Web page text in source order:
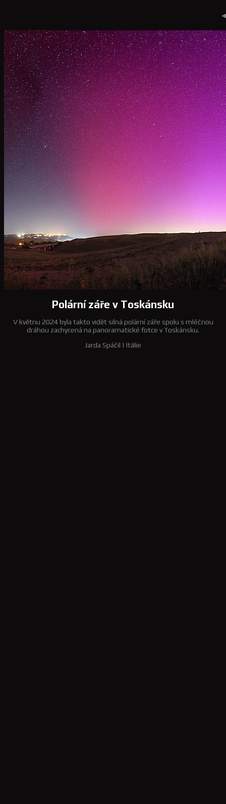
Polární záře v Toskánsku
V květnu 2024 byla takto vidět silná polární záře spolu s mléčnou
dráhou zachycená na panoramatické fotce v Toskánsku.
Jarda Spáčil | Itálie